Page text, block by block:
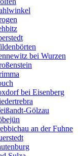
bei Wurzen
bei Eisenberg
Gölzau
an der Fuhne